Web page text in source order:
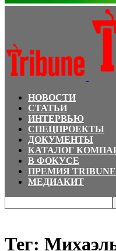
НОВОСТИ
СТАТЬИ
ИНТЕРВЬЮ
СПЕЦПРОЕКТЫ
ДОКУМЕНТЫ
КАТАЛОГ
В ФОКУСЕ
ПРЕМИЯ TRIBUNE
МЕДИАКИТ
Тег: